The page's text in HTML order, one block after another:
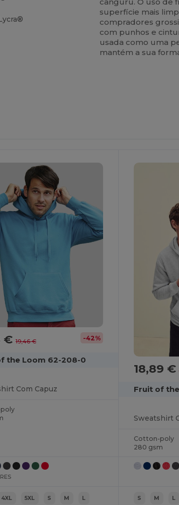
superfície mais
compradores
com punhos e
usada como uma
mantém a sua
€ 19,46 € -42%
the Loom 62-208-0
Com Capuz
4XL 5XL S M L
18,89 €
Fruit of
Sweatshirt
Cotton-poly
280 gsm
S M L